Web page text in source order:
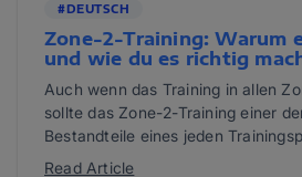
#DEUTSCH
Zone-2-Training: Warum
und wie du es richtig
Auch wenn das Training in allen
sollte das Zone-2-Training einer
Bestandteile eines jeden
Read Article